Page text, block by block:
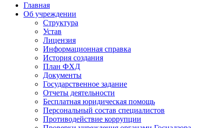
Главная
Об учреждении
Структура
Устав
Лицензия
Информационная справка
История создания
План ФХД
Документы
Государственное задание
Отчеты деятельности
Бесплатная юридическая помощь
Персональный состав специалистов
Противодействие коррупции